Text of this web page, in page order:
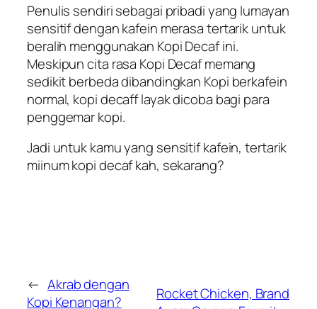
Penulis sendiri sebagai pribadi yang lumayan
sensitif dengan kafein merasa tertarik untuk
beralih menggunakan Kopi Decaf ini.
Meskipun cita rasa Kopi Decaf memang
sedikit berbeda dibandingkan Kopi berkafein
normal, kopi decaff layak dicoba bagi para
penggemar kopi.
Jadi untuk kamu yang sensitif kafein, tertarik
miinum kopi decaf kah, sekarang?
← Akrab dengan
Kopi Kenangan?
Rocket Chicken, Brand